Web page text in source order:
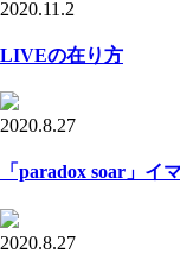
2020.11.2
LIVEの在り方
2020.8.27
「paradox soar」イ
2020.8.27